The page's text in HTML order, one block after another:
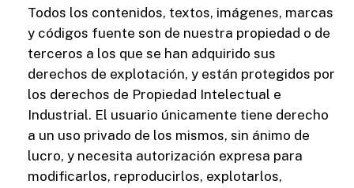
Todos los contenidos, textos, imágenes, marcas
y códigos fuente son de nuestra propiedad o de
terceros a los que se han adquirido sus
derechos de explotación, y están protegidos por
los derechos de Propiedad Intelectual e
Industrial. El usuario únicamente tiene derecho
a un uso privado de los mismos, sin ánimo de
lucro, y necesita autorización expresa para
modificarlos, reproducirlos, explotarlos,